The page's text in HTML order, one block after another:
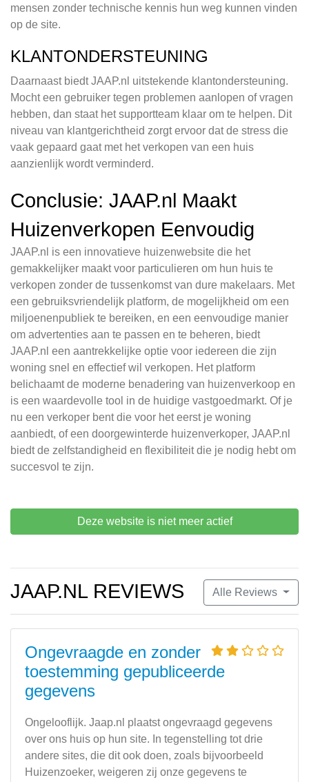
mensen zonder technische kennis hun weg kunnen vinden
op de site.
KLANTONDERSTEUNING
Daarnaast biedt JAAP.nl uitstekende klantondersteuning.
Mocht een gebruiker tegen problemen aanlopen of vragen
hebben, dan staat het supportteam klaar om te helpen. Dit
niveau van klantgerichtheid zorgt ervoor dat de stress die
vaak gepaard gaat met het verkopen van een huis
aanzienlijk wordt verminderd.
Conclusie: JAAP.nl Maakt
Huizenverkopen Eenvoudig
JAAP.nl is een innovatieve huizenwebsite die het
gemakkelijker maakt voor particulieren om hun huis te
verkopen zonder de tussenkomst van dure makelaars. Met
een gebruiksvriendelijk platform, de mogelijkheid om een
miljoenenpubliek te bereiken, en een eenvoudige manier
om advertenties aan te passen en te beheren, biedt
JAAP.nl een aantrekkelijke optie voor iedereen die zijn
woning snel en effectief wil verkopen. Het platform
belichaamt de moderne benadering van huizenverkoop en
is een waardevolle tool in de huidige vastgoedmarkt. Of je
nu een verkoper bent die voor het eerst je woning
aanbiedt, of een doorgewinterde huizenverkoper, JAAP.nl
biedt de zelfstandigheid en flexibiliteit die je nodig hebt om
succesvol te zijn.
Deze website is niet meer actief
Alle Reviews
JAAP.NL REVIEWS
Ongevraagde en zonder
toestemming gepubliceerde
gegevens
Ongelooflijk. Jaap.nl plaatst ongevraagd gegevens
over ons huis op hun site. In tegenstelling tot drie
andere sites, die dit ook doen, zoals bijvoorbeeld
Huizenzoeker, weigeren zij onze gegevens te